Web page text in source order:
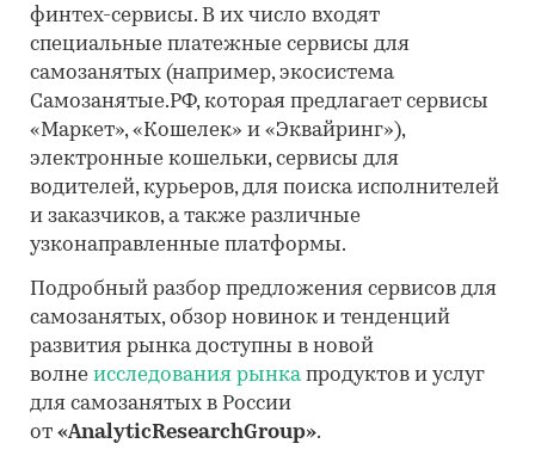
финтех-сервисы. В их число входят
специальные платежные сервисы для
самозанятых (например, экосистема
Самозанятые.РФ, которая предлагает сервисы
«Маркет», «Кошелек» и «Эквайринг»),
электронные кошельки, сервисы для
водителей, курьеров, для поиска исполнителей
и заказчиков, а также различные
узконаправленные платформы.
Подробный разбор предложения сервисов для
самозанятых, обзор новинок и тенденций
развития рынка доступны в новой
волне исследования рынкапродуктов и услуг
для самозанятых в России
от «AnalyticResearchGroup».